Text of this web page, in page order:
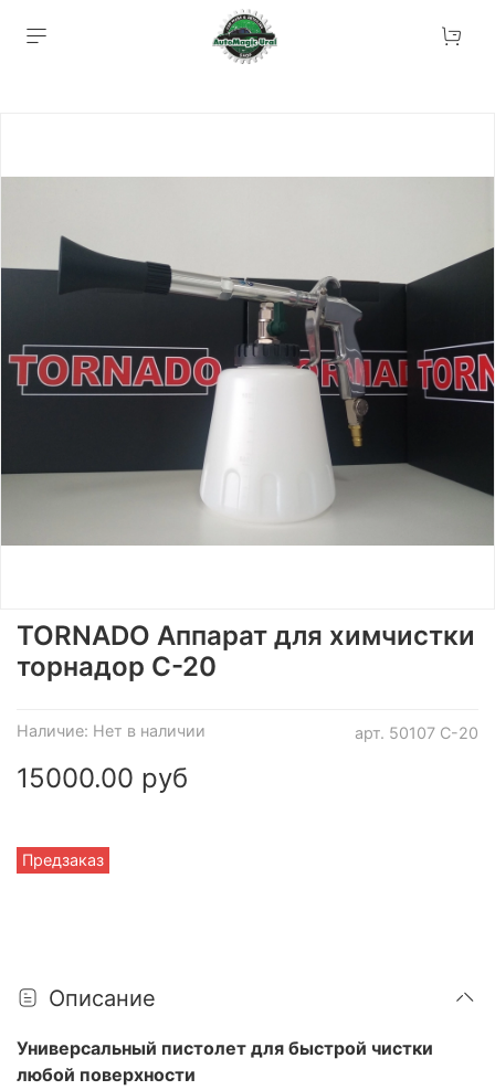
арт. 50107 С-20
Наличие: Нет в наличии
Предзаказ
TORNADO Аппарат для химчистки
торнадор С-20
15000.00 руб
Описание
Универсальный пистолет для быстрой чистки
любой поверхности